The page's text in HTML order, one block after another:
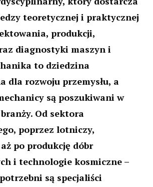
teoretycznej i praktycznej
produkcji,
diagnostyki maszyn i
to dziedzina
dla rozwoju przemysłu, a
są poszukiwani w
Od sektora
poprzez lotniczy,
po produkcję dóbr
i technologie kosmiczne –
są specjaliści